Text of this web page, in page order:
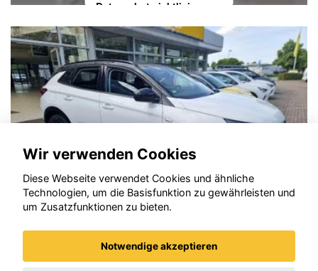
Datenschutzrichtlinien
LLCerforderlich.
Zustimmen und
aktivieren
Wir verwenden Cookies
Diese Webseite verwendet Cookies und ähnliche
Technologien, um die Basisfunktion zu gewährleisten und
um Zusatzfunktionen zu bieten.
Notwendige akzeptieren